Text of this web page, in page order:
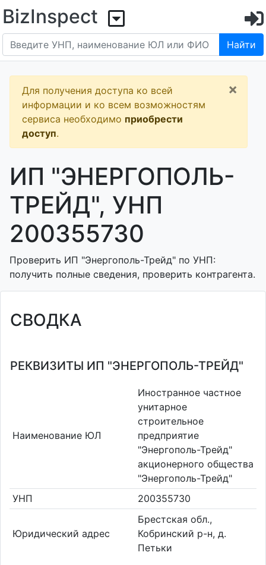
BizInspect
Найти
Для получения доступа ко всей
информации и ко всем возможностям
сервиса необходимо приобрести
доступ.
×
ИП "ЭНЕРГОПОЛЬ-
ТРЕЙД", УНП
200355730
Проверить ИП "Энергополь-Трейд" по УНП:
получить полные сведения, проверить контрагента.
СВОДКА
РЕКВИЗИТЫ ИП "ЭНЕРГОПОЛЬ-ТРЕЙД"
Наименование ЮЛ
Иностранное частное
унитарное
строительное
предприятие
"Энергополь-Трейд"
акционерного общества
"Энергополь-Трейд"
УНП
200355730
Юридический адрес
Брестская обл.,
Кобринский р-н, д.
Петьки